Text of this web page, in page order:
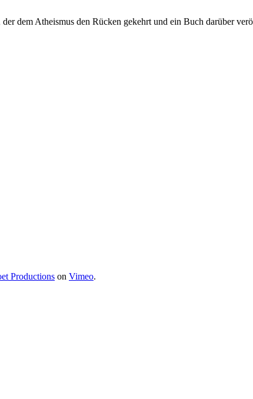
der dem Atheismus den Rücken gekehrt und ein Buch darüber
Productions on Vimeo.